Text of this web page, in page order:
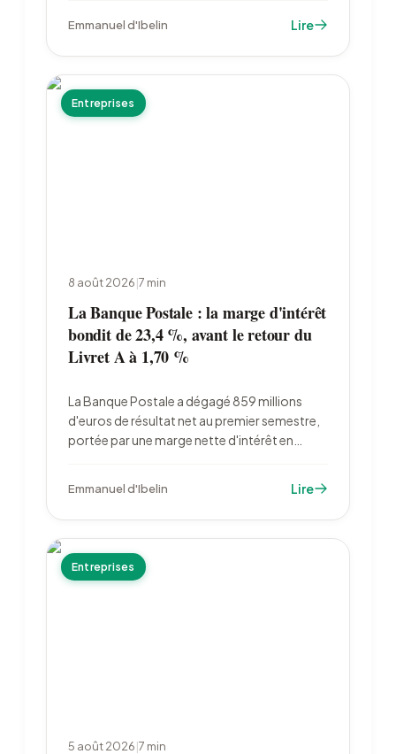
décennie de baisse des primes.
Emmanuel d'Ibelin Lire
Entreprises
8 août 2026|7 min
La Banque Postale : la marge d'intérêt
bondit de 23,4 %, avant le retour du
Livret A à 1,70 %
La Banque Postale a dégagé 859 millions
d'euros de résultat net au premier semestre,
portée par une marge nette d'intérêt en
réglementée, s'est arrêté le 1er août avec le
retour du Livret A à 1,70 %.
Emmanuel d'Ibelin Lire
Entreprises
5 août 2026|7 min